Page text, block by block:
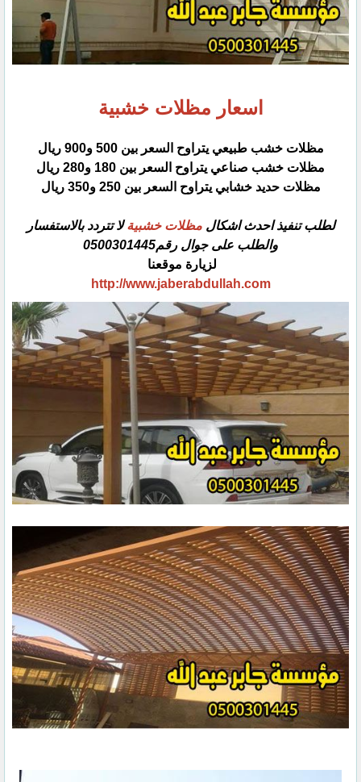
اسعار مظلات خشبية
مظلات خشب طبيعي يتراوح السعر بين 500 و900 ريال
مظلات خشب صناعي يتراوح السعر بين 180 و280 ريال
مظلات حديد خشابي يتراوح السعر بين 250 و350 ريال
لطلب تنفيذ احدث اشكالمظلات خشبيةلا تتردد بالاستفسار
والطلب على جوال رقم0500301445
لزيارة موقعنا
http://www.jaberabdullah.com